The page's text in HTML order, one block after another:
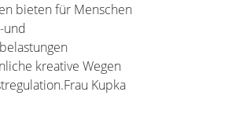
bieten für Menschen
und
kreative Wegen
Kupka